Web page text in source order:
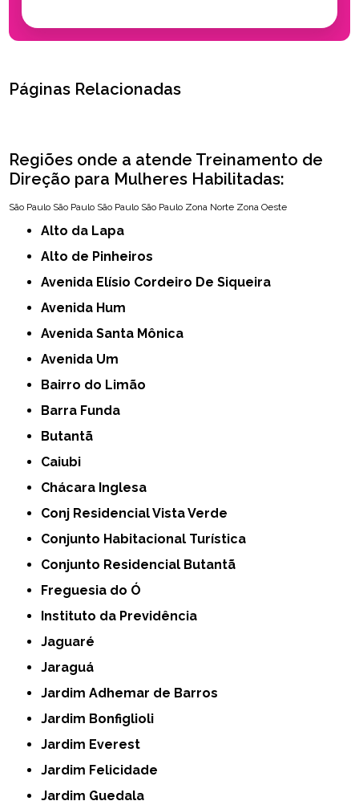
Páginas Relacionadas
Regiões onde a atende Treinamento de
Direção para Mulheres Habilitadas:
São Paulo São Paulo São Paulo São Paulo Zona Norte Zona Oeste
Alto da Lapa
Alto de Pinheiros
Avenida Elísio Cordeiro De Siqueira
Avenida Hum
Avenida Santa Mônica
Avenida Um
Bairro do Limão
Barra Funda
Butantã
Caiubi
Chácara Inglesa
Conj Residencial Vista Verde
Conjunto Habitacional Turística
Conjunto Residencial Butantã
Freguesia do Ó
Instituto da Previdência
Jaguaré
Jaraguá
Jardim Adhemar de Barros
Jardim Bonfiglioli
Jardim Everest
Jardim Felicidade
Jardim Guedala